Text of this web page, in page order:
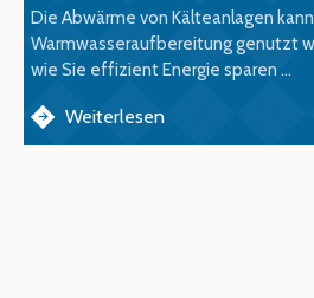
Die Abwärme von Kälteanlagen
Warmwasseraufbereitung genutzt
wie Sie effizient Energie sparen ...
Weiterlesen